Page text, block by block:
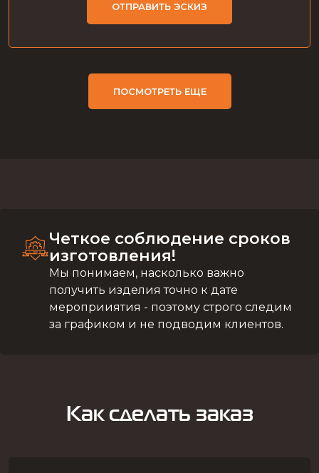
ОТПРАВИТЬ ЭСКИЗ
ПОСМОТРЕТЬ ЕЩЕ
Четкое соблюдение сроков
изготовления!
Мы понимаем, насколько важно
получить изделия точно к дате
мероприиятия - поэтому строго следим
за графиком и не подводим клиентов.
Как сделать заказ